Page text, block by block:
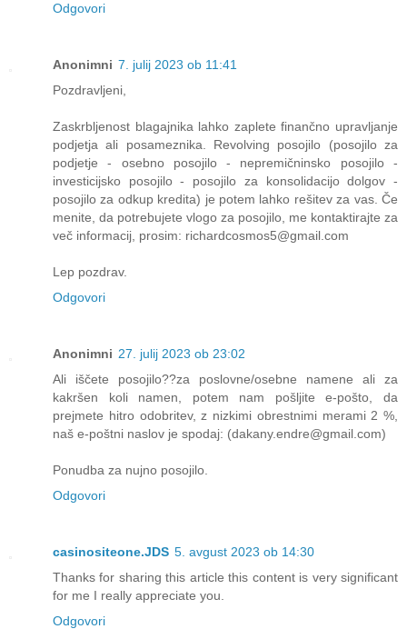
Odgovori
Anonimni 7. julij 2023 ob 11:41
Pozdravljeni,
Zaskrbljenost blagajnika lahko zaplete finančno upravljanje
podjetja ali posameznika. Revolving posojilo (posojilo za
podjetje - osebno posojilo - nepremičninsko posojilo -
investicijsko posojilo - posojilo za konsolidacijo dolgov -
posojilo za odkup kredita) je potem lahko rešitev za vas. Če
menite, da potrebujete vlogo za posojilo, me kontaktirajte za
več informacij, prosim: richardcosmos5@gmail.com
Lep pozdrav.
Odgovori
Anonimni 27. julij 2023 ob 23:02
Ali iščete posojilo??za poslovne/osebne namene ali za
kakršen koli namen, potem nam pošljite e-pošto, da
prejmete hitro odobritev, z nizkimi obrestnimi merami 2 %,
naš e-poštni naslov je spodaj: (dakany.endre@gmail.com)
Ponudba za nujno posojilo.
Odgovori
casinositeone.JDS 5. avgust 2023 ob 14:30
Thanks for sharing this article this content is very significant
for me I really appreciate you.
Odgovori